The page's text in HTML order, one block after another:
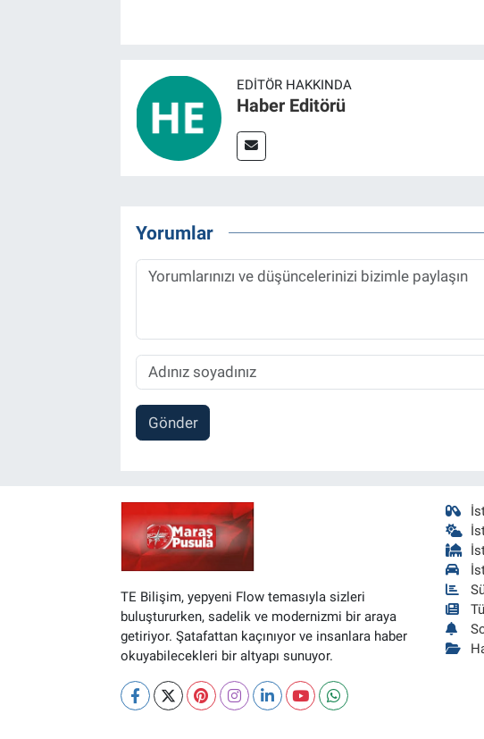
EDITÖR HAKKINDA
Haber Editörü
Yorumlar
Gönder
TE Bilişim, yepyeni Flow temasıyla sizleri
buluştururken, sadelik ve modernizmi bir araya
getiriyor. Şatafattan kaçınıyor ve insanlara haber
okuyabilecekleri bir altyapı sunuyor.